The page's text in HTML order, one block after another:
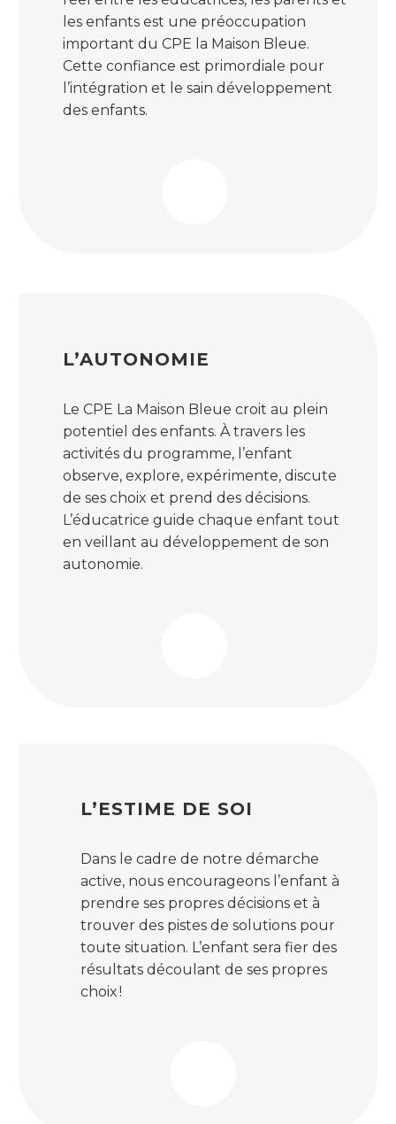
les enfants est une préoccupation
important du CPE la Maison Bleue.
Cette confiance est primordiale pour
l’intégration et le sain développement
des enfants.
L’AUTONOMIE
Le CPE La Maison Bleue croit au plein
potentiel des enfants. À travers les
activités du programme, l’enfant
observe, explore, expérimente, discute
de ses choix et prend des décisions.
L’éducatrice guide chaque enfant tout
en veillant au développement de son
autonomie.
L’ESTIME DE SOI
Dans le cadre de notre démarche
active, nous encourageons l’enfant à
prendre ses propres décisions et à
trouver des pistes de solutions pour
toute situation. L’enfant sera fier des
résultats découlant de ses propres
choix !